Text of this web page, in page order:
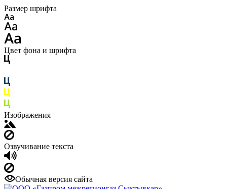
Размер шрифта
Цвет фона и шрифта
Изображения
Озвучивание текста
Обычная версия сайта